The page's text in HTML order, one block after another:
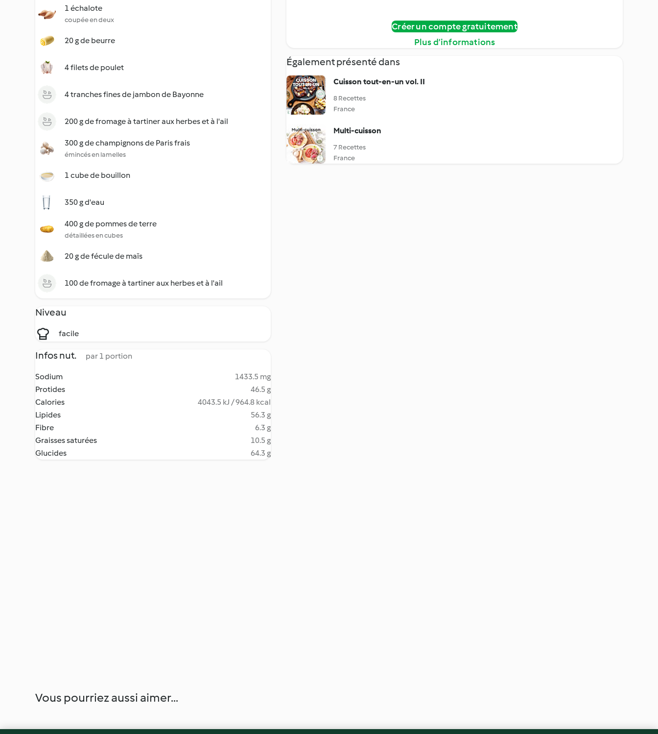
1 échalote
coupée en deux
20 g de beurre
4 filets de poulet
4 tranches fines de jambon de Bayonne
200 g de fromage à tartiner aux herbes et à l'ail
300 g de champignons de Paris frais
émincés en lamelles
1 cube de bouillon
350 g d'eau
400 g de pommes de terre
détaillées en cubes
20 g de fécule de maïs
100 de fromage à tartiner aux herbes et à l'ail
Niveau
facile
Infos nut. par 1 portion
Sodium
1433.5 mg
Protides
46.5 g
Calories
4043.5 kJ / 964.8 kcal
Lipides
56.3 g
Fibre
6.3 g
Graisses saturées
10.5 g
Glucides
64.3 g
Créer un compte gratuitement
Plus d’informations
Également présenté dans
Cuisson tout-en-un vol. II
8 Recettes
France
Multi-cuisson
7 Recettes
France
Vous pourriez aussi aimer...